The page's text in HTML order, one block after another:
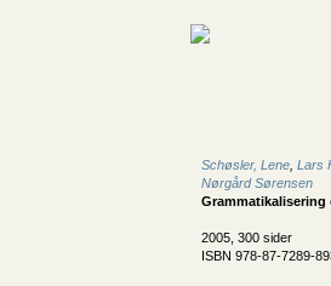
Schøsler, Lene Lars
Nørgård Sørensen
2005, 300 sider
ISBN 978-87-7289-